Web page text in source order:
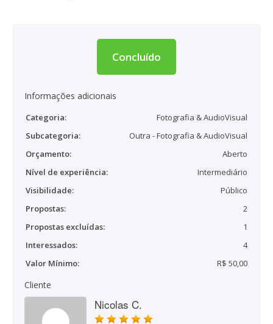
Concluído
Informações adicionais
Categoria:
Fotografia & AudioVisual
Subcategoria:
Outra - Fotografia & AudioVisual
Orçamento:
Aberto
Nível de experiência:
Intermediário
Visibilidade:
Público
Propostas:
2
Propostas excluídas:
1
Interessados:
4
Valor Mínimo:
R$ 50,00
Cliente
Nicolas C.